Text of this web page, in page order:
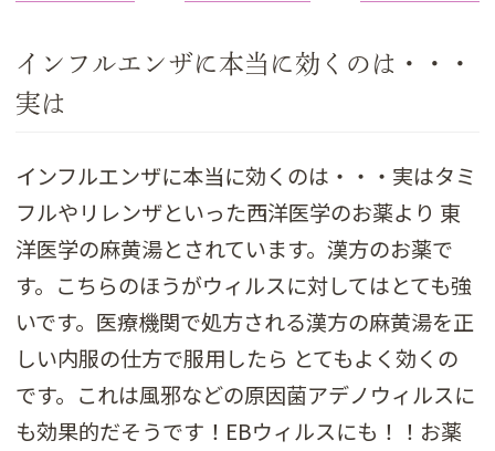
インフルエンザに本当に効くのは・・・
実は
インフルエンザに本当に効くのは・・・実はタミ
フルやリレンザといった西洋医学のお薬より 東
洋医学の麻黄湯とされています。漢方のお薬で
す。こちらのほうがウィルスに対してはとても強
いです。医療機関で処方される漢方の麻黄湯を正
しい内服の仕方で服用したら とてもよく効くの
です。これは風邪などの原因菌アデノウィルスに
も効果的だそうです！EBウィルスにも！！お薬